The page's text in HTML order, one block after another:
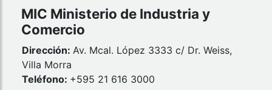
MIC Ministerio de Industria y
Comercio
Dirección: Av. Mcal. López 3333 c/ Dr. Weiss,
Villa Morra
Teléfono: +595 21 616 3000